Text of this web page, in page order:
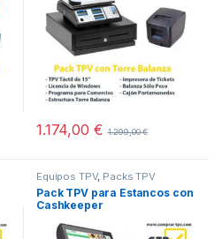
1.174,00 € 1.299,00€
Equipos TPV, Packs TPV
Pack TPV para Estancos con
Cashkeeper